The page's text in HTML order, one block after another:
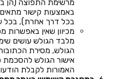
מרשימת התפוצה (הן
באמצעות קישור
בכל דרך אחרת), בכל
מכיוון שאין
מלבד הגולש עושים
הגולש, מסירת
אישור הגולש
האמורות לקבלת